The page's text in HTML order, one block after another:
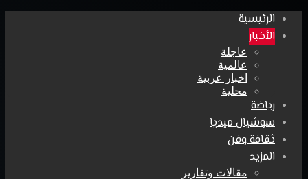
الرئيسية
الأخبار
عاجلة
عالمية
اخبار عربية
محلية
رياضة
سوشيال ميديا
ثقافة وفن
المزيد
مقالات وتقارير